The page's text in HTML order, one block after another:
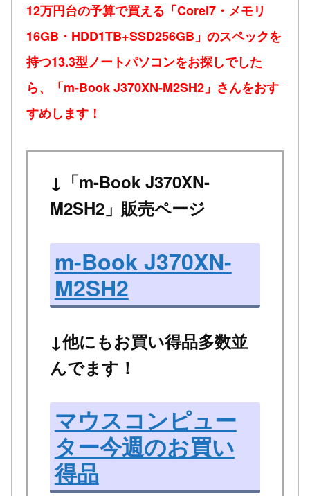
12万円台の予算で買える「Corei7・メモリ
16GB・HDD1TB+SSD256GB」のスペックを
持つ13.3型ノートパソコンをお探しでした
ら、「m-Book J370XN-M2SH2」さんをおす
すめします！
↓「m-Book J370XN-
M2SH2」販売ページ
m-Book J370XN-
M2SH2
↓他にもお買い得品多数並
んでます！
マウスコンピュー
ター今週のお買い
得品